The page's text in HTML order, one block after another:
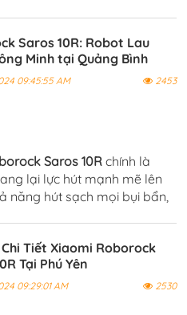
Saros 10R: Robot Lau
Minh tại Quảng Bình
09:45:55 AM 2453
Saros 10R chính là
lại lực hút mạnh mẽ lên
năng hút sạch mọi bụi bẩn,
Chi Tiết Xiaomi Roborock
Tại Phú Yên
09:29:01 AM 2530